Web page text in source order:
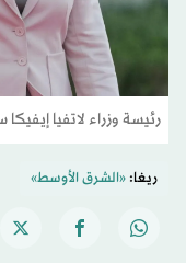
رئيسة وزراء لاتفيا إيفيكا
ريغا:«الشرق الأوسط»